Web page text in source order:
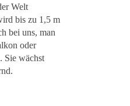
Welt
bis zu 1,5 m
bei uns, man
oder
Sie wächst